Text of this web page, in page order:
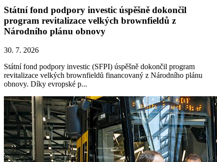
Státní fond podpory investic úspěšně dokončil
program revitalizace velkých brownfieldů z
Národního plánu obnovy
30. 7. 2026
Státní fond podpory investic (SFPI) úspěšně dokončil program
revitalizace velkých brownfieldů financovaný z Národního plánu
obnovy. Díky evropské p...